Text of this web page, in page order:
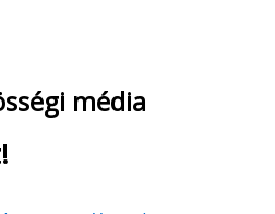
média